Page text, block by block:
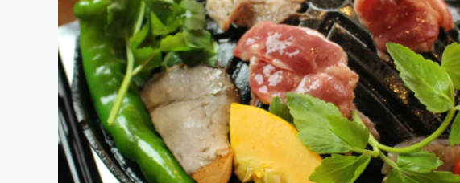
ビジネス・起業 チャレンジ
まちづくり・地域活性化